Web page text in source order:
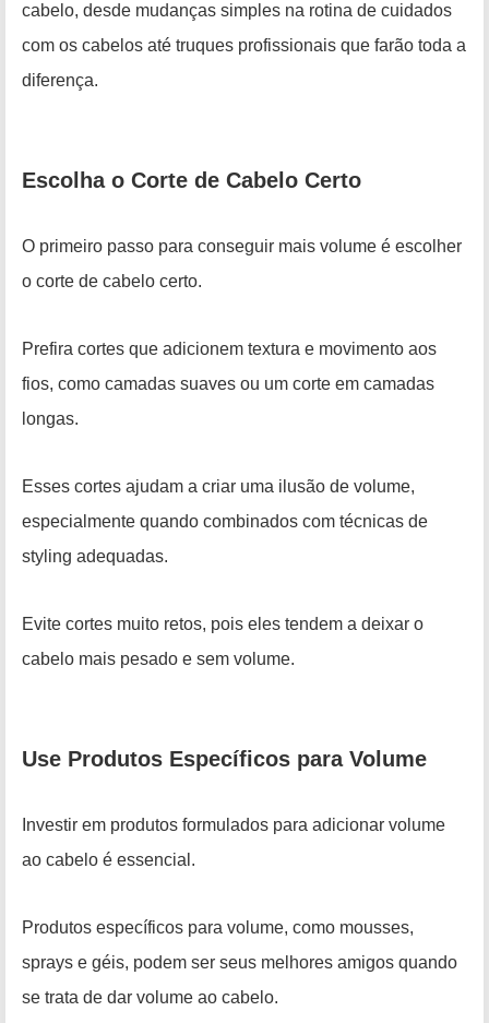
cabelo, desde mudanças simples na rotina de cuidados
com os cabelos até truques profissionais que farão toda a
diferença.
Escolha o Corte de Cabelo Certo
O primeiro passo para conseguir mais volume é escolher
o corte de cabelo certo.
Prefira cortes que adicionem textura e movimento aos
fios, como camadas suaves ou um corte em camadas
longas.
Esses cortes ajudam a criar uma ilusão de volume,
especialmente quando combinados com técnicas de
styling adequadas.
Evite cortes muito retos, pois eles tendem a deixar o
cabelo mais pesado e sem volume.
Use Produtos Específicos para Volume
Investir em produtos formulados para adicionar volume
ao cabelo é essencial.
Produtos específicos para volume, como mousses,
sprays e géis, podem ser seus melhores amigos quando
se trata de dar volume ao cabelo.